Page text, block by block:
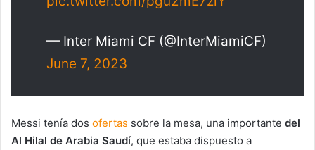
— Inter Miami CF (@InterMiamiCF)
June 7, 2023
Messi tenía dos ofertas sobre la mesa, una importante del
Al Hilal de Arabia Saudí, que estaba dispuesto a